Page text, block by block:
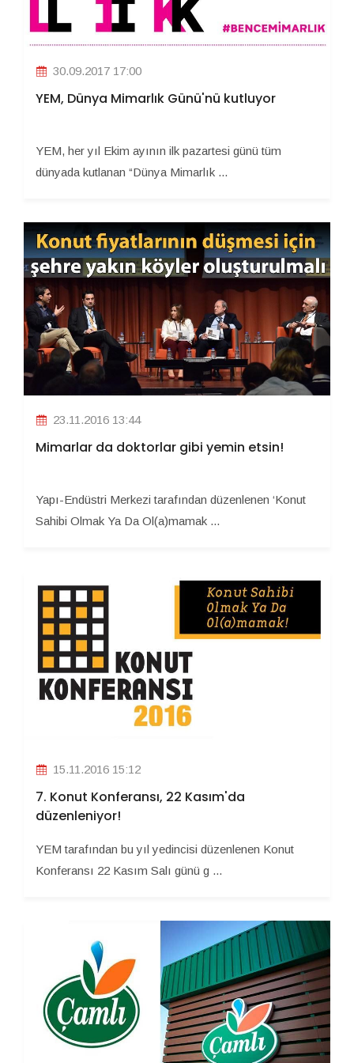
30.09.2017 17:00
YEM, Dünya Mimarlık Günü'nü kutluyor
YEM, her yıl Ekim ayının ilk pazartesi günü tüm
dünyada kutlanan “Dünya Mimarlık ...
23.11.2016 13:44
Mimarlar da doktorlar gibi yemin etsin!
Yapı-Endüstri Merkezi tarafından düzenlenen ‘Konut
Sahibi Olmak Ya Da Ol(a)mamak ...
15.11.2016 15:12
7. Konut Konferansı, 22 Kasım'da
düzenleniyor!
YEM tarafından bu yıl yedincisi düzenlenen Konut
Konferansı 22 Kasım Salı günü g ...